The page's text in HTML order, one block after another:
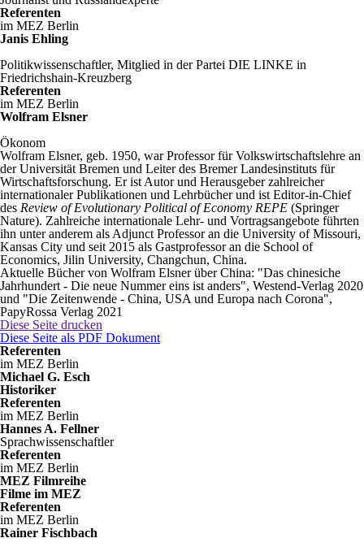
Referenten
im MEZ Berlin
Janis Ehling
Politikwissenschaftler, Mitglied in der Partei DIE LINKE in
Friedrichshain-Kreuzberg
Referenten
im MEZ Berlin
Wolfram Elsner
Ökonom
Wolfram Elsner, geb. 1950, war Professor für Volkswirtschaftslehre an
der Universität Bremen und Leiter des Bremer Landesinstituts für
Wirtschaftsforschung. Er ist Autor und Herausgeber zahlreicher
internationaler Publikationen und Lehrbücher und ist Editor-in-Chief
des Review of Evolutionary Political of Economy REPE (Springer
Nature). Zahlreiche internationale Lehr- und Vortragsangebote führten
ihn unter anderem als Adjunct Professor an die University of Missouri,
Kansas City und seit 2015 als Gastprofessor an die School of
Economics, Jilin University, Changchun, China.
Aktuelle Bücher von Wolfram Elsner über China: "Das chinesiche
Jahrhundert - Die neue Nummer eins ist anders", Westend-Verlag 2020
und "Die Zeitenwende - China, USA und Europa nach Corona",
PapyRossa Verlag 2021
Diese Seite drucken
Diese Seite als PDF Dokument
Referenten
im MEZ Berlin
Michael G. Esch
Historiker
Referenten
im MEZ Berlin
Hannes A. Fellner
Sprachwissenschaftler
Referenten
im MEZ Berlin
MEZ Filmreihe
Filme im MEZ
Referenten
im MEZ Berlin
Rainer Fischbach